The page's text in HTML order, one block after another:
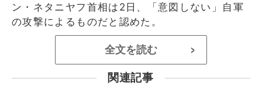
ン・ネタニヤフ首相は2日、「意図しない」自軍
の攻撃によるものだと認めた。
全文を読む >
関連記事